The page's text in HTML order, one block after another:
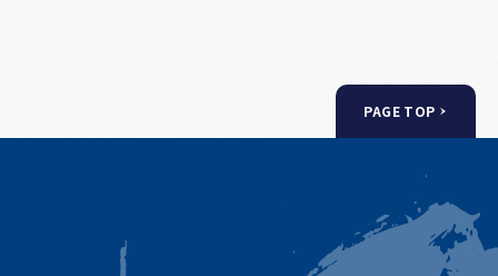
PAGE TOP